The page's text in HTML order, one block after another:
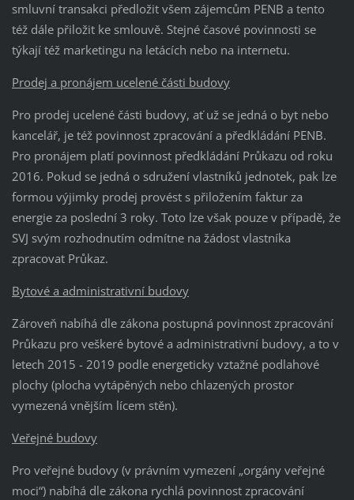
smluvní transakci předložit všem zájemcům PENB a tento
též dále přiložit ke smlouvě. Stejné časové povinnosti se
týkají též marketingu na letácích nebo na internetu.
Prodej a pronájem ucelené části budovy
Pro prodej ucelené části budovy, ať už se jedná o byt nebo
kancelář, je též povinnost zpracování a předkládání PENB.
Pro pronájem platí povinnost předkládání Průkazu od roku
2016. Pokud se jedná o sdružení vlastníků jednotek, pak lze
formou výjimky prodej provést s přiložením faktur za
energie za poslední 3 roky. Toto lze však pouze v případě, že
SVJ svým rozhodnutím odmítne na žádost vlastníka
zpracovat Průkaz.
Bytové a administrativní budovy
Zároveň nabíhá dle zákona postupná povinnost zpracování
Průkazu pro veškeré bytové a administrativní budovy, a to v
letech 2015 - 2019 podle energeticky vztažné podlahové
plochy (plocha vytápěných nebo chlazených prostor
vymezená vnějším lícem stěn).
Veřejné budovy
Pro veřejné budovy (v právním vymezení „orgány veřejné
moci“) nabíhá dle zákona rychlá povinnost zpracování